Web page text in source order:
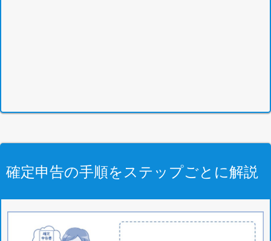
確定申告の手順をステップごとに解説